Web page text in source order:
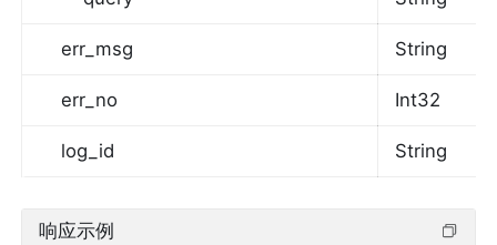
err_msg String
err_no Int32
log_id String
响应示例